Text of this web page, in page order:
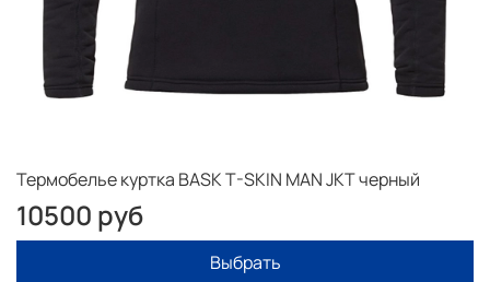
Термобелье куртка BASK T-SKIN MAN JKT черный
10500 руб
Выбрать